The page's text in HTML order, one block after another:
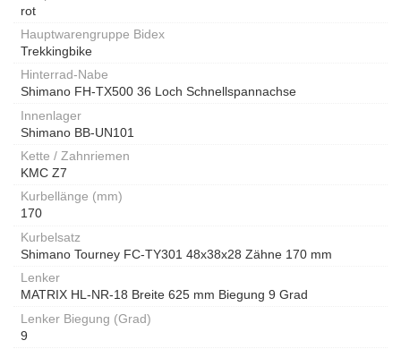
rot
Hauptwarengruppe Bidex
Trekkingbike
Hinterrad-Nabe
Shimano FH-TX500 36 Loch Schnellspannachse
Innenlager
Shimano BB-UN101
Kette / Zahnriemen
KMC Z7
Kurbellänge (mm)
170
Kurbelsatz
Shimano Tourney FC-TY301 48x38x28 Zähne 170 mm
Lenker
MATRIX HL-NR-18 Breite 625 mm Biegung 9 Grad
Lenker Biegung (Grad)
9